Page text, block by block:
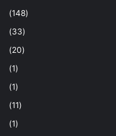
(148)
(33)
(20)
(1)
(1)
(11)
(1)